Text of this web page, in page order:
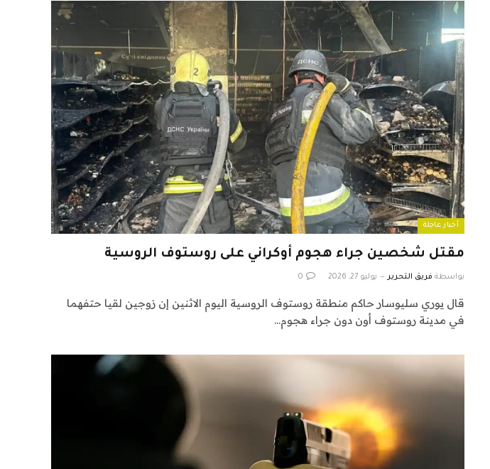
أخبار عاجلة
مقتل شخصين جراء هجوم أوكراني على روستوف الروسية
بواسطة فريق التحرير يوليو 27, 2026 0
قال يوري سليوسار حاكم منطقة روستوف الروسية اليوم الاثنين إن زوجين لقيا حتفهما
في مدينة روستوف أون دون جراء هجوم…